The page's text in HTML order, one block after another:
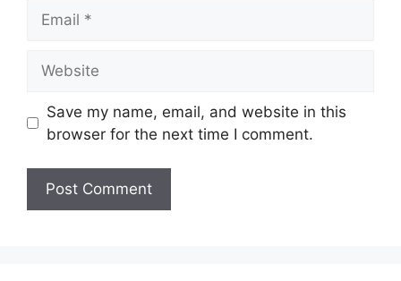
Save my name, email, and website in this
browser for the next time I comment.